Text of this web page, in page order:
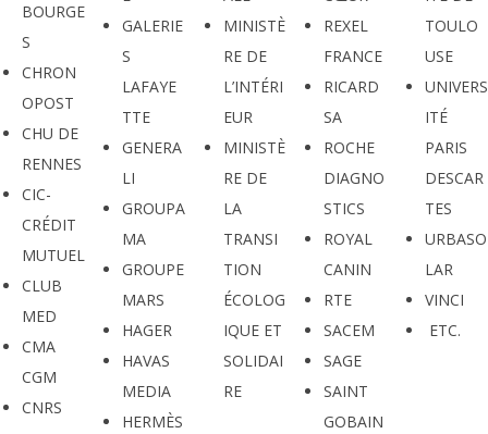
BOURGE
S
CHRON
OPOST
CHU DE
RENNES
CIC-
CRÉDIT
MUTUEL
CLUB
MED
CMA
CGM
CNRS
GALERIE
S
LAFAYE
TTE
GENERA
LI
GROUPA
MA
GROUPE
MARS
HAGER
HAVAS
MEDIA
HERMÈS
MINISTÈ
RE DE
L’INTÉRI
EUR
MINISTÈ
RE DE
LA
TRANSI
TION
ÉCOLOG
IQUE ET
SOLIDAI
RE
REXEL
FRANCE
RICARD
SA
ROCHE
DIAGNO
STICS
ROYAL
CANIN
RTE
SACEM
SAGE
SAINT
GOBAIN
TOULO
USE
UNIVERS
ITÉ
PARIS
DESCAR
TES
URBASO
LAR
VINCI
ETC.